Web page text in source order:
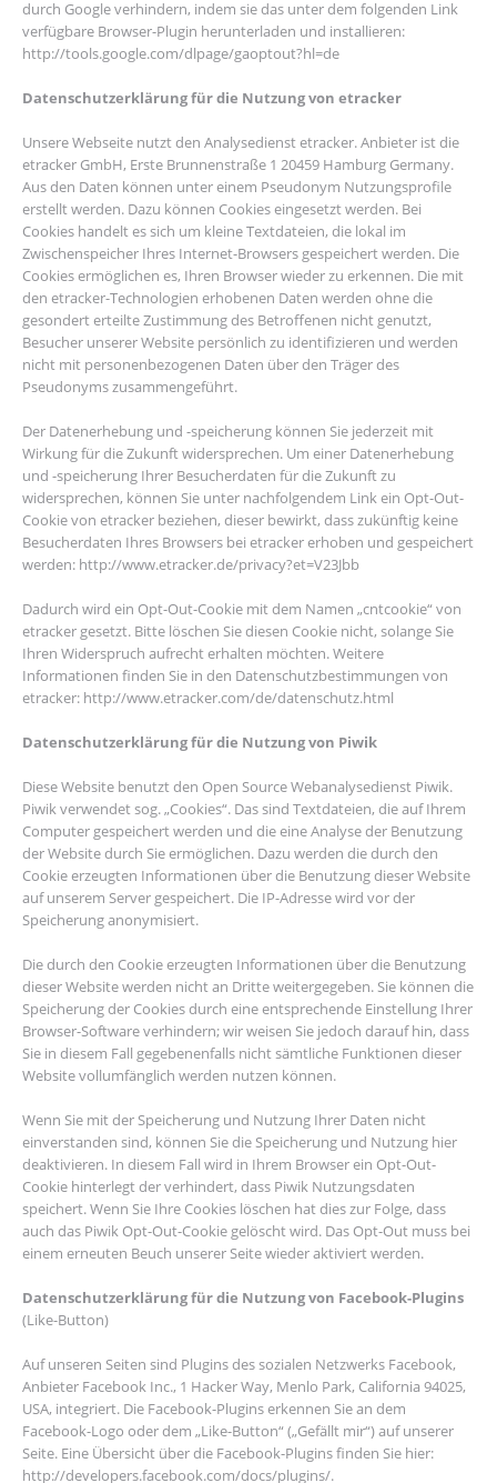
durch Google verhindern, indem sie das unter dem folgenden Link
verfügbare Browser-Plugin herunterladen und installieren:
http://tools.google.com/dlpage/gaoptout?hl=de
Datenschutzerklärung für die Nutzung von etracker
Unsere Webseite nutzt den Analysedienst etracker. Anbieter ist die
etracker GmbH, Erste Brunnenstraße 1 20459 Hamburg Germany.
Aus den Daten können unter einem Pseudonym Nutzungsprofile
erstellt werden. Dazu können Cookies eingesetzt werden. Bei
Cookies handelt es sich um kleine Textdateien, die lokal im
Zwischenspeicher Ihres Internet-Browsers gespeichert werden. Die
Cookies ermöglichen es, Ihren Browser wieder zu erkennen. Die mit
den etracker-Technologien erhobenen Daten werden ohne die
gesondert erteilte Zustimmung des Betroffenen nicht genutzt,
Besucher unserer Website persönlich zu identifizieren und werden
nicht mit personenbezogenen Daten über den Träger des
Pseudonyms zusammengeführt.
Der Datenerhebung und -speicherung können Sie jederzeit mit
Wirkung für die Zukunft widersprechen. Um einer Datenerhebung
und -speicherung Ihrer Besucherdaten für die Zukunft zu
widersprechen, können Sie unter nachfolgendem Link ein Opt-Out-
Cookie von etracker beziehen, dieser bewirkt, dass zukünftig keine
Besucherdaten Ihres Browsers bei etracker erhoben und gespeichert
werden: http://www.etracker.de/privacy?et=V23Jbb
Dadurch wird ein Opt-Out-Cookie mit dem Namen „cntcookie“ von
etracker gesetzt. Bitte löschen Sie diesen Cookie nicht, solange Sie
Ihren Widerspruch aufrecht erhalten möchten. Weitere
Informationen finden Sie in den Datenschutzbestimmungen von
etracker: http://www.etracker.com/de/datenschutz.html
Datenschutzerklärung für die Nutzung von Piwik
Diese Website benutzt den Open Source Webanalysedienst Piwik.
Piwik verwendet sog. „Cookies“. Das sind Textdateien, die auf Ihrem
Computer gespeichert werden und die eine Analyse der Benutzung
der Website durch Sie ermöglichen. Dazu werden die durch den
Cookie erzeugten Informationen über die Benutzung dieser Website
auf unserem Server gespeichert. Die IP-Adresse wird vor der
Speicherung anonymisiert.
Die durch den Cookie erzeugten Informationen über die Benutzung
dieser Website werden nicht an Dritte weitergegeben. Sie können die
Speicherung der Cookies durch eine entsprechende Einstellung Ihrer
Browser-Software verhindern; wir weisen Sie jedoch darauf hin, dass
Sie in diesem Fall gegebenenfalls nicht sämtliche Funktionen dieser
Website vollumfänglich werden nutzen können.
Wenn Sie mit der Speicherung und Nutzung Ihrer Daten nicht
einverstanden sind, können Sie die Speicherung und Nutzung hier
deaktivieren. In diesem Fall wird in Ihrem Browser ein Opt-Out-
Cookie hinterlegt der verhindert, dass Piwik Nutzungsdaten
speichert. Wenn Sie Ihre Cookies löschen hat dies zur Folge, dass
auch das Piwik Opt-Out-Cookie gelöscht wird. Das Opt-Out muss bei
einem erneuten Beuch unserer Seite wieder aktiviert werden.
Datenschutzerklärung für die Nutzung von Facebook-Plugins
(Like-Button)
Auf unseren Seiten sind Plugins des sozialen Netzwerks Facebook,
Anbieter Facebook Inc., 1 Hacker Way, Menlo Park, California 94025,
USA, integriert. Die Facebook-Plugins erkennen Sie an dem
Facebook-Logo oder dem „Like-Button“ („Gefällt mir“) auf unserer
Seite. Eine Übersicht über die Facebook-Plugins finden Sie hier:
http://developers.facebook.com/docs/plugins/.